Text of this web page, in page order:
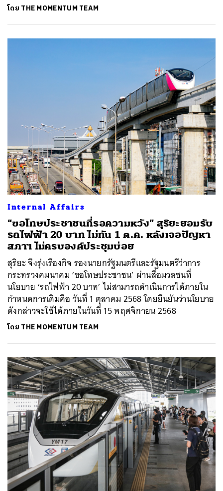
โดย THE MOMENTUM TEAM
Internal Affairs
“ขอโทษประชาชนที่รอความหวัง” สุริยะยอมรับ
รถไฟฟ้า 20 บาท ไม่ทัน 1 ต.ค. หลังเจอปัญหา
สภาฯ ไม่ครบองค์ประชุมบ่อย
สุริยะ จึงรุ่งเรืองกิจ รองนายกรัฐมนตรีและรัฐมนตรีว่าการ
กระทรวงคมนาคม ‘ขอโทษประชาชน’ ผ่านสื่อมวลชนที่
นโยบาย ‘รถไฟฟ้า 20 บาท’ ไม่สามารถดำเนินการได้ภายใน
กำหนดการเดิมคือ วันที่ 1 ตุลาคม 2568 โดยยืนยันว่านโยบาย
ดังกล่าวจะใช้ได้ภายในวันที่ 15 พฤศจิกายน 2568
โดย THE MOMENTUM TEAM